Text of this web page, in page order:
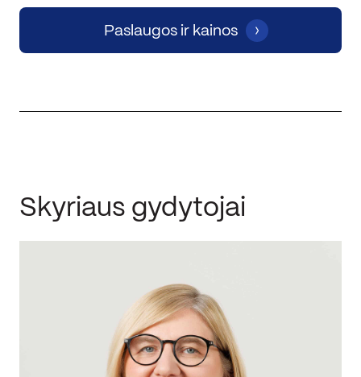
Paslaugos ir kainos
Skyriaus gydytojai